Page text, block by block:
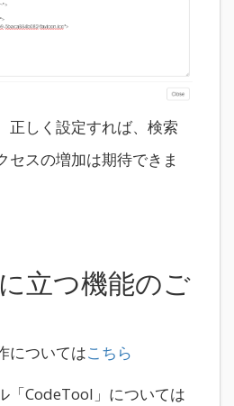
正しく設定すれば、検索
セスの増加は期待できま
立つ機能のご
についてはこちら
「CodeTool」については